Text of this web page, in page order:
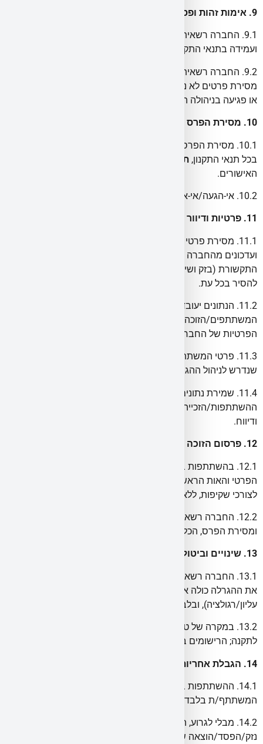
9. אימות זהות ופסילה
9.1. החברה רשאית לדרוש מן הזוכה מסמכים להוכחת זהות
ועמידה בתנאי התקנון (תעודה מזהה, אישורי עבודה/ציות ועוד).
9.2. החברה רשאית לפסול השתתפות/זכייה עקב הפרת התקנון,
מסירת פרטים לא נכונים/מטעים, הונאה, ניסיון לשבש את ההגרלה
או פגיעה בניהולה התקין.
10. מסירת הפרס
10.1. מסירת הפרס תתואם עם הזוכה לאחר אימות הזכייה ועמידה
בכל תנאי התקנון, תוך עד [14–30] ימי עסקים
האישורים.
10.2. אי-הגעה/אי-איסוף במועד שנקבע—ייחשבו ויתור על הפרס.
11. פרטיות ודיוור
11.1. מסירת פרטי ההרשמה מהווה הסכמה לקבלת דיוור פרסומי
ועדכונים מהחברה באמצעי הקשר שמסרת/ם, בכפוף לחוק
להסיר בכל עת.
11.2. הנתונים יעובדו לצורך ניהול ההגרלה, יצירת קשר עם
המשתתפים/הזוכה, ולמטרות שיווקיות בכפוף לדין ולמדיניות
הפרטיות של החברה.
11.3. פרטי המשתתפים לא יימסרו לצדדים שלישיים אלא ככל
שנדרש לניהול ההגרלה ולעמידה בדין.
11.4. שמירת נתונים: החברה תשמור את נתוני
ההשתתפות/הזכייה למשך תקופה סבירה לצרכי בקרה, ציות
ודיווח.
12. פרסום הזוכה ותיעוד
12.1. בהשתתפות בהגרלה מסכימ/ה הזוכה לפרסום שמו/ה
הפרטי והאות הראשונה של שם משפחתו/ה בערוצי החברה
לצורכי שקיפות, ללא תמורה.
12.2. החברה רשאית לפרסם תיעוד צילום/וידאו של הליך ההגרלה
ומסירת הפרס, הכל בכפוף לדין.
13. שינויים וביטול
13.1. החברה רשאית לשנות את התקנון, לדחות/להשהות/לבטל
את ההגרלה כולה או חלקה מטעמים סבירים (לרבות כוח
עליון/רגולציה), ובלבד שתפרסם הודעה מתאימה.
13.2. במקרה של טעות סופר/דפוס/מערכת—החברה רשאית
לתקנה; הרישומים במערכות החברה יגברו.
14. הגבלת אחריות
14.1. ההשתתפות בהגרלה ומסירת פרטים נעשים על אחריות
המשתתף/ת בלבד.
14.2. מבלי לגרוע, החברה לא תישא באחריות לכל
נזק/הפסד/הוצאה שייגרמו למשתתף/ת או לזוכה בקשר עם